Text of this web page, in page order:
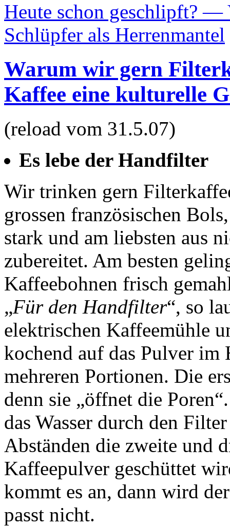
Heute schon geschlipft? —
Schlüpfer als Herrenmantel
Warum wir gern
Kaffee eine kulturelle
(reload vom 31.5.07)
Es lebe der Handfilter
Wir trinken gern
grossen französischen
stark und am liebsten aus
zubereitet. Am besten
Kaffeebohnen frisch
„Für den Handfilter“, so
elektrischen Kaffeemühle
kochend auf das Pulver
mehreren Portionen. Die
denn sie „öffnet die
das Wasser durch den
Abständen die zweite und
Kaffeepulver geschüttet
kommt es an, dann wird
passt nicht.